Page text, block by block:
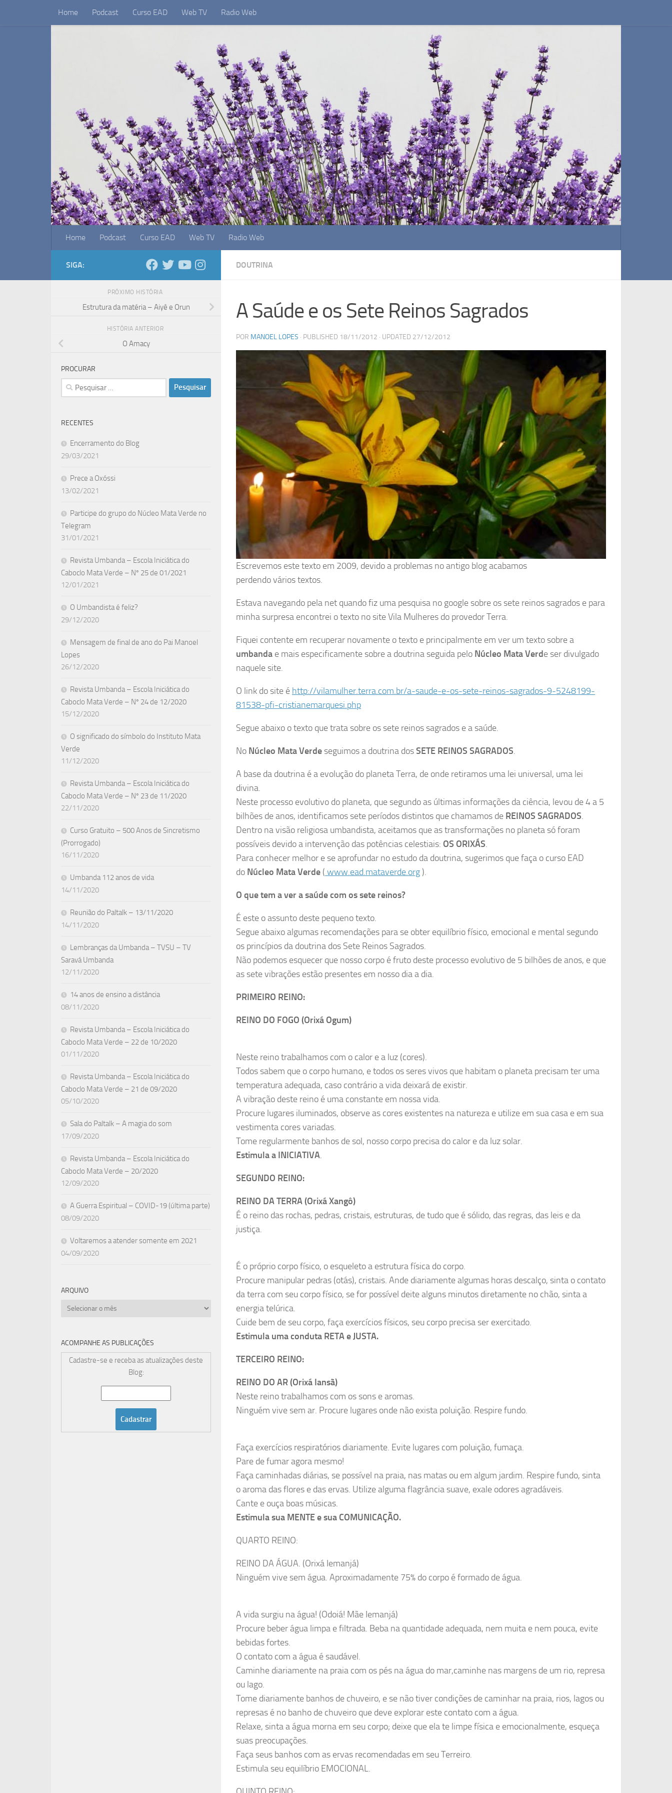
Skip to contentHome Podcast Curso EAD Web TV Radio Web
Home Podcast Curso EAD Web TV Radio Web
DOUTRINA
A Saúde e os Sete Reinos Sagrados
POR MANOEL LOPES · PUBLISHED 18/11/2012 · UPDATED 27/12/2012
Escrevemos este texto em 2009, devido a problemas no antigo blog acabamos
perdendo vários textos.
Estava navegando pela net quando fiz uma pesquisa no google sobre os sete reinos sagrados e para
minha surpresa encontrei o texto no site Vila Mulheres do provedor Terra.
Fiquei contente em recuperar novamente o texto e principalmente em ver um texto sobre a
umbanda e mais especificamente sobre a doutrina seguida pelo Núcleo Mata Verde ser divulgado
naquele site.
O link do site é http://vilamulher.terra.com.br/a-saude-e-os-sete-reinos-sagrados-9-5248199-
81538-pfi-cristianemarquesi.php
Segue abaixo o texto que trata sobre os sete reinos sagrados e a saúde.
No Núcleo Mata Verde seguimos a doutrina dosSETE REINOS SAGRADOS.
A base da doutrina é a evolução do planeta Terra, de onde retiramos uma lei universal, uma lei
divina.
Neste processo evolutivo do planeta, que segundo as últimas informações da ciência, levou de 4 a 5
bilhões de anos, identificamos sete períodos distintos que chamamos de REINOS SAGRADOS.
Dentro na visão religiosa umbandista, aceitamos que as transformações no planeta só foram
possíveis devido a intervenção das potências celestiais: OS ORIXÁS.
Para conhecer melhor e se aprofundar no estudo da doutrina, sugerimos que faça o curso EAD
do Núcleo Mata Verde ( www.ead.mataverde.org ).
O que tem a ver a saúde com os sete reinos?
É este o assunto deste pequeno texto.
Segue abaixo algumas recomendações para se obter equilíbrio físico, emocional e mental segundo
os princípios da doutrina dos Sete Reinos Sagrados.
Não podemos esquecer que nosso corpo é fruto deste processo evolutivo de 5 bilhões de anos, e que
as sete vibrações estão presentes em nosso dia a dia.
PRIMEIRO REINO:
REINO DO FOGO (Orixá Ogum)
Neste reino trabalhamos com o calor e a luz (cores).
Todos sabem que o corpo humano, e todos os seres vivos que habitam o planeta precisam ter uma
temperatura adequada, caso contrário a vida deixará de existir.
A vibração deste reino é uma constante em nossa vida.
Procure lugares iluminados, observe as cores existentes na natureza e utilize em sua casa e em sua
vestimenta cores variadas.
Tome regularmente banhos de sol, nosso corpo precisa do calor e da luz solar.
Estimula a INICIATIVA.
SEGUNDO REINO:
REINO DA TERRA (Orixá Xangô)
É o reino das rochas, pedras, cristais, estruturas, de tudo que é sólido, das regras, das leis e da
justiça.
É o próprio corpo físico, o esqueleto a estrutura física do corpo.
Procure manipular pedras (otás), cristais. Ande diariamente algumas horas descalço, sinta o contato
da terra com seu corpo físico, se for possível deite alguns minutos diretamente no chão, sinta a
energia telúrica.
Cuide bem de seu corpo, faça exercícios físicos, seu corpo precisa ser exercitado.
Estimula uma conduta RETA e JUSTA.
TERCEIRO REINO:
REINO DO AR (Orixá Iansã)
Neste reino trabalhamos com os sons e aromas.
Ninguém vive sem ar. Procure lugares onde não exista poluição. Respire fundo.
Faça exercícios respiratórios diariamente. Evite lugares com poluição, fumaça.
Pare de fumar agora mesmo!
Faça caminhadas diárias, se possível na praia, nas matas ou em algum jardim. Respire fundo, sinta
o aroma das flores e das ervas. Utilize alguma flagrância suave, exale odores agradáveis.
Cante e ouça boas músicas.
Estimula sua MENTE e sua COMUNICAÇÃO.
QUARTO REINO:
REINO DA ÁGUA. (Orixá Iemanjá)
Ninguém vive sem água. Aproximadamente 75% do corpo é formado de água.
A vida surgiu na água! (Odoiá! Mãe Iemanjá)
Procure beber água limpa e filtrada. Beba na quantidade adequada, nem muita e nem pouca, evite
bebidas fortes.
O contato com a água é saudável.
Caminhe diariamente na praia com os pés na água do mar,caminhe nas margens de um rio, represa
ou lago.
Tome diariamente banhos de chuveiro, e se não tiver condições de caminhar na praia, rios, lagos ou
represas é no banho de chuveiro que deve explorar este contato com a água.
Relaxe, sinta a água morna em seu corpo; deixe que ela te limpe física e emocionalmente, esqueça
suas preocupações.
Faça seus banhos com as ervas recomendadas em seu Terreiro.
Estimula seu equilíbrio EMOCIONAL.
SIGA:
PRÓXIMO HISTÓRIA
Estrutura da matéria – Aiyê e Orun
HISTÓRIA ANTERIOR
O Amacy
PROCURAR
Pesquisar
por:
RECENTES
Encerramento do Blog
29/03/2021
Prece a Oxóssi
13/02/2021
Participe do grupo do Núcleo Mata Verde no
Telegram
31/01/2021
Revista Umbanda – Escola Iniciática do
Caboclo Mata Verde – Nº 25 de 01/2021
12/01/2021
O Umbandista é feliz?
29/12/2020
Mensagem de final de ano do Pai Manoel
Lopes
26/12/2020
Revista Umbanda – Escola Iniciática do
Caboclo Mata Verde – Nº 24 de 12/2020
15/12/2020
O significado do símbolo do Instituto Mata
Verde
11/12/2020
Revista Umbanda – Escola Iniciática do
Caboclo Mata Verde – Nº 23 de 11/2020
22/11/2020
Curso Gratuito – 500 Anos de Sincretismo
(Prorrogado)
16/11/2020
Umbanda 112 anos de vida
14/11/2020
Reunião do Paltalk – 13/11/2020
14/11/2020
Lembranças da Umbanda – TVSU – TV
Saravá Umbanda
12/11/2020
14 anos de ensino a distância
08/11/2020
Revista Umbanda – Escola Iniciática do
Caboclo Mata Verde – 22 de 10/2020
01/11/2020
Revista Umbanda – Escola Iniciática do
Caboclo Mata Verde – 21 de 09/2020
05/10/2020
Sala do Paltalk – A magia do som
17/09/2020
Revista Umbanda – Escola Iniciática do
Caboclo Mata Verde – 20/2020
12/09/2020
A Guerra Espiritual – COVID-19 (última parte)
08/09/2020
Voltaremos a atender somente em 2021
04/09/2020
ARQUIVO
Arquivo
ACOMPANHE AS PUBLICAÇÕES
Cadastre-se e receba as atualizações deste
Blog: